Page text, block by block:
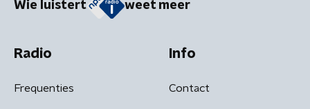
Wie luistert weet meer
Radio
Frequenties
Info
Contact